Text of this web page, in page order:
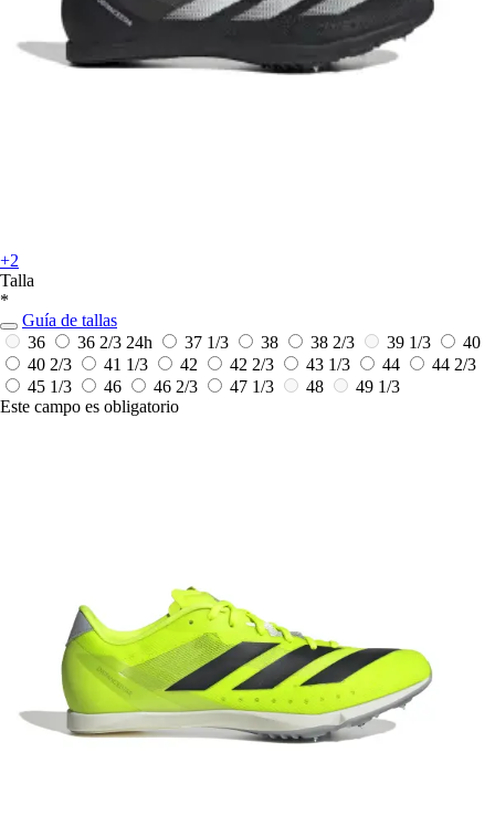
+2
Talla
*
Guía de tallas
36
36 2/3 24h 37 1/3 38 38 2/3 39 1/3
40
40 2/3
41 1/3 42 42 2/3 43 1/3 44
44 2/3
45 1/3
46 46 2/3 47 1/3 48
49 1/3
Este campo es obligatorio